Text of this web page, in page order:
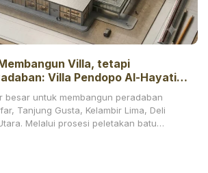
Villa, tetapi
Villa Pendopo Al-Hayati
besar untuk membangun peradaban
Tanjung Gusta, Kelambir Lima, Deli
Melalui prosesi peletakan batu